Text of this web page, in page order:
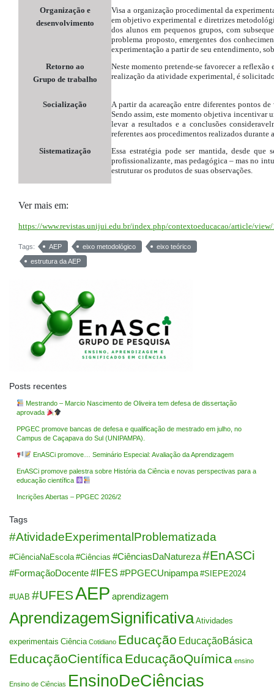
Organização e
desenvolvimento
Visa a organização procedimental da
em objetivo experimental e diretrizes
dos alunos em pequenos grupos, com
problema proposto, emergentes dos
experimentação a partir de seu entendimento,
Retorno ao
Grupo de trabalho
Neste momento pretende-se favorecer a reflexão
realização da atividade experimental, é
Socialização
A partir da acareação entre diferentes pontos
Sendo assim, este momento objetiva incentivar
levar a resultados e a conclusões
referentes aos procedimentos realizados durante
Sistematização
Essa estratégia pode ser mantida, desde
profissionalizante, mas pedagógica – mas no
estruturar os produtos de suas observações.
Ver mais em:
https://www.revistas.unijui.edu.br/index.php/contextoeducacao/article/
Tags: AEP eixo metodológico
eixo teórico
estrutura da AEP
Posts recentes
Mestrando – Marcio Nascimento de Oliveira tem defesa de dissertação
aprovada
PPGEC promove bancas de defesa e qualificação de mestrado em julho, no
Campus de Caçapava do Sul (UNIPAMPA).
EnASCi promove… Seminário Especial: Avaliação da Aprendizagem
EnASCi promove palestra sobre História da Ciência e novas perspectivas para a
educação científica
Incrições Abertas – PPGEC 2026/2
Tags
#AtividadeExperimentalProblematizada
#CiênciaNaEscola #Ciências #CiênciasDaNatureza#EnASCi
#FormaçãoDocente#IFES #PPGECUnipampa #SIEPE2024
#UAB #UFESAEP aprendizagem
AprendizagemSignificativa Atividades
experimentais Ciência Cotidiano Educação EducaçãoBásica
EducaçãoCientíficaEducaçãoQuímica ensino
Ensino de Ciências EnsinoDeCiências